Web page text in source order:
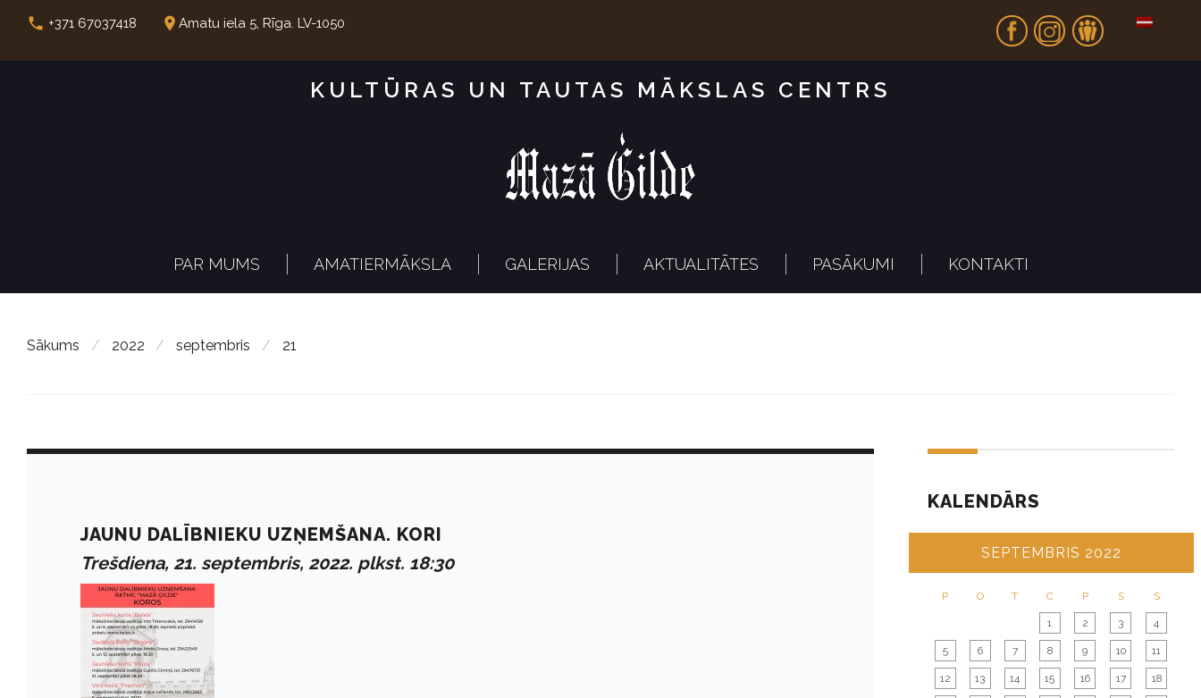
e
Fb In Dr
call +371 67037418 place Amatu iela 5, Rīga. LV-1050
KULTŪRAS UN TAUTAS MĀKSLAS CENTRS
PAR MUMS AMATIERMĀKSLA GALERIJAS AKTUALITĀTES PASĀKUMI KONTAKTI
Sākums / 2022 / septembris / 21
JAUNU DALĪBNIEKU UZŅEMŠANA. KORI
Trešdiena, 21. septembris, 2022. plkst. 18:30
KALENDĀRS
SEPTEMBRIS 2022
P O T C P S S
1 2 3 4
5 6 7 8 9 10 11
12 13 14 15 16 17 18